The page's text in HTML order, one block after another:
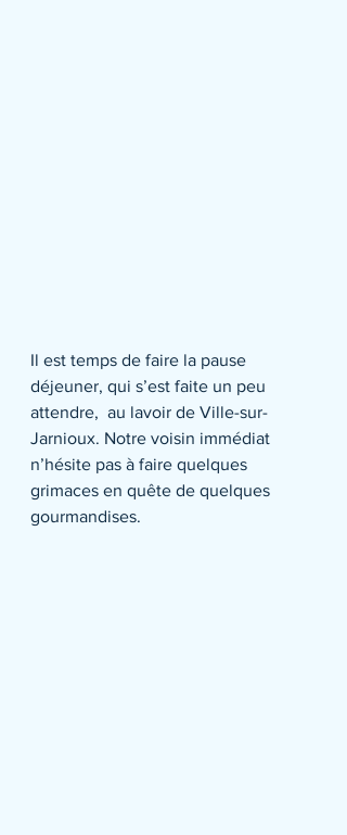
Il est temps de faire la pause
déjeuner, qui s’est faite un peu
attendre,  au lavoir de Ville-sur-
Jarnioux. Notre voisin immédiat
n’hésite pas à faire quelques
grimaces en quête de quelques
gourmandises.